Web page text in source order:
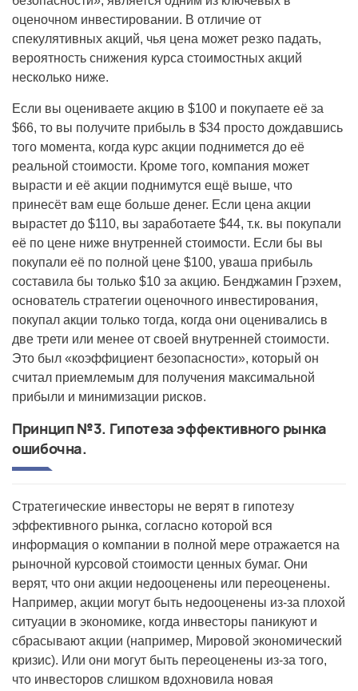
оценочном инвестировании. В отличие от
спекулятивных акций, чья цена может резко падать,
вероятность снижения курса стоимостных акций
несколько ниже.
Если вы оцениваете акцию в $100 и покупаете её за
$66, то вы получите прибыль в $34 просто дождавшись
того момента, когда курс акции поднимется до её
реальной стоимости. Кроме того, компания может
вырасти и её акции поднимутся ещё выше, что
принесёт вам еще больше денег. Если цена акции
вырастет до $110, вы заработаете $44, т.к. вы покупали
её по цене ниже внутренней стоимости. Если бы вы
покупали её по полной цене $100, yваша прибыль
составила бы только $10 за акцию. Бенджамин Грэхем,
основатель стратегии оценочного инвестирования,
покупал акции только тогда, когда они оценивались в
две трети или менее от своей внутренней стоимости.
Это был «коэффициент безопасности», который он
считал приемлемым для получения максимальной
прибыли и минимизации рисков.
Принцип №3. Гипотеза эффективного рынка
ошибочна.
Стратегические инвесторы не верят в гипотезу
эффективного рынка, согласно которой вся
информация о компании в полной мере отражается на
рыночной курсовой стоимости ценных бумаг. Они
верят, что они акции недооценены или переоценены.
Например, акции могут быть недооценены из-за плохой
ситуации в экономике, когда инвесторы паникуют и
сбрасывают акции (например, Мировой экономический
кризис). Или они могут быть переоценены из-за того,
что инвесторов слишком вдохновила новая